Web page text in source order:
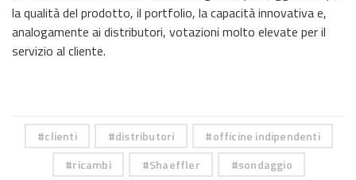
la qualità del prodotto, il portfolio, la capacità innovativa e,
analogamente ai distributori, votazioni molto elevate per il
servizio al cliente.
clienti distributori
officine indipendenti
ricambi
Shaeffler sondaggio